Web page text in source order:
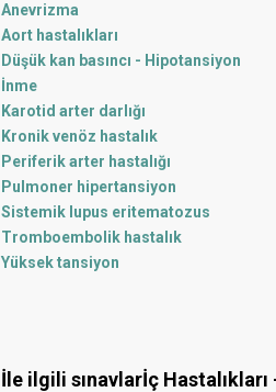
Anevrizma
Aort hastalıkları
Düşük kan basıncı - Hipotansiyon
İnme
Karotid arter darlığı
Kronik venöz hastalık
Periferik arter hastalığı
Pulmoner hipertansiyon
Sistemik lupus eritematozus
Tromboembolik hastalık
Yüksek tansiyon
İle ilgili sınavlarİç